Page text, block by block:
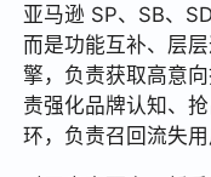
亚马逊 SP、SB、
而是功能互补、层
擎，负责获取高意
责强化品牌认知、
环，负责召回流失用